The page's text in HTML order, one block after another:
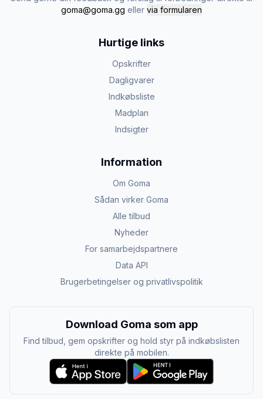
goma@goma.gg eller via formularen
Hurtige links
Opskrifter
Dagligvarer
Indkøbsliste
Madplan
Indsigter
Information
Om Goma
Sådan virker Goma
Alle tilbud
Nyheder
For samarbejdspartnere
Data API
Brugerbetingelser og privatlivspolitik
Download Goma som app
Find tilbud, gem opskrifter og hold styr på indkøbslisten
direkte på mobilen.